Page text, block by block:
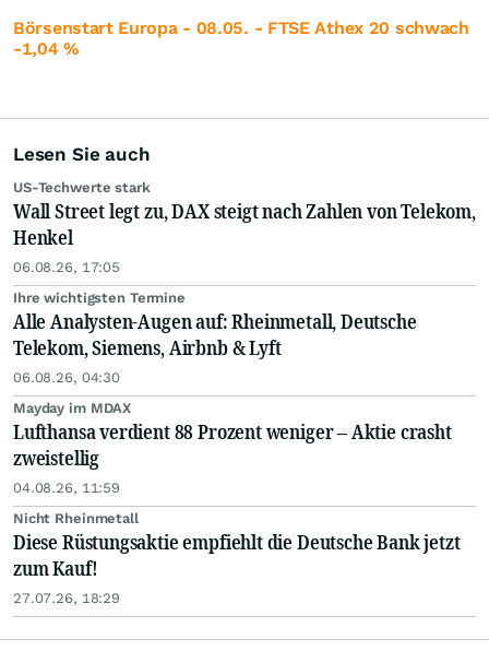
Börsenstart Europa - 08.05. - FTSE Athex 20 schwach
-1,04 %
Lesen Sie auch
US-Techwerte stark
Wall Street legt zu, DAX steigt nach Zahlen von Telekom,
Henkel
06.08.26, 17:05
Ihre wichtigsten Termine
Alle Analysten-Augen auf: Rheinmetall, Deutsche
Telekom, Siemens, Airbnb & Lyft
06.08.26, 04:30
Mayday im MDAX
Lufthansa verdient 88 Prozent weniger – Aktie crasht
zweistellig
04.08.26, 11:59
Nicht Rheinmetall
Diese Rüstungsaktie empfiehlt die Deutsche Bank jetzt
zum Kauf!
27.07.26, 18:29